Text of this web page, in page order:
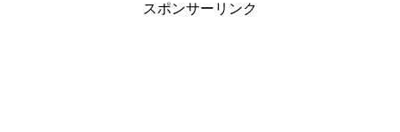
スポンサーリンク